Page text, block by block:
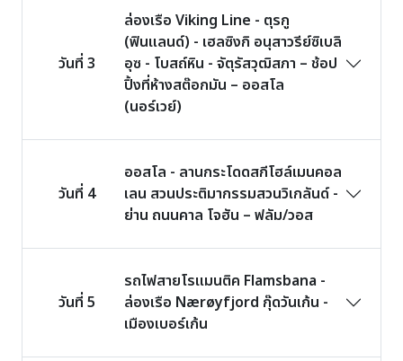
วันที่ 3
ล่องเรือ Viking Line - ตุรกู
(ฟินแลนด์) - เฮลซิงกิ อนุสาวรีย์ซิเบลิ
อุซ - โบสถ์หิน - จัตุรัสวุฒิสภา – ช้อป
ปิ้งที่ห้างสต๊อกมัน – ออสโล
(นอร์เวย์)
วันที่ 4
ออสโล - ลานกระโดดสกีโฮล์เมนคอล
เลน สวนประติมากรรมสวนวิเกลันด์ -
ย่าน ถนนคาล โจฮัน – ฟลัม/วอส
วันที่ 5
รถไฟสายโรแมนติค Flamsbana -
ล่องเรือ Nærøyfjord กุ๊ดวันเก้น -
เมืองเบอร์เก้น